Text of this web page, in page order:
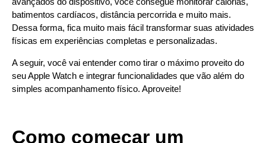
batimentos cardíacos, distância percorrida e muito mais.
Dessa forma, fica muito mais fácil transformar suas atividades
físicas em experiências completas e personalizadas.
A seguir, você vai entender como tirar o máximo proveito do
seu Apple Watch e integrar funcionalidades que vão além do
simples acompanhamento físico. Aproveite!
Como começar um